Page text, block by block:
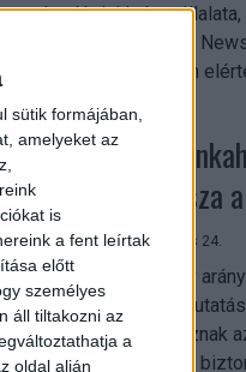
sütik formájában,
amelyeket az
is
a fent leírtak
előtt
személyes
áll tiltakozni az
a
oldal alján
technológiai
– írja a Broadband TV
az átlagos nézőszám
Shadow AI a
szerezhetik vissza
Digital Center 2026. július 24.
A munkavállalók nagy
munkában, ám friss
szervezetnél hiányoznak
világos irányelvek és